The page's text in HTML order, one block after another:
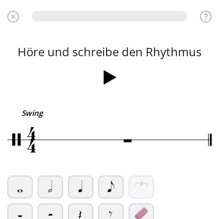
Höre und schreibe den Rhythmus
Swing
/4
4 Ó